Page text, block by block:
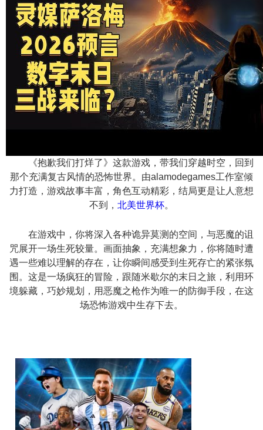
《抱歉我们打烊了》这款游戏，带我们穿越时空，回到
那个充满复古风情的恐怖世界。由alamodegames工作室倾
力打造，游戏故事丰富，角色互动精彩，结局更是让人意想
不到， 北美世界杯。
在游戏中，你将深入各种诡异莫测的空间，与恶魔的诅
咒展开一场生死较量。画面抽象，充满想象力，你将随时遭
遇一些难以理解的存在，让你瞬间感受到生死存亡的紧张氛
围。这是一场疯狂的冒险，跟随米歇尔的末日之旅，利用环
境躲藏，巧妙规划，用恶魔之枪作为唯一的防御手段，在这
场恐怖游戏中生存下去。